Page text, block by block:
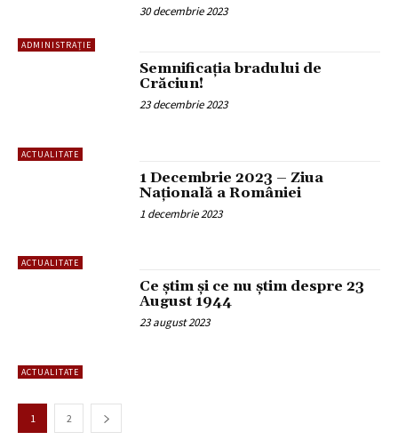
ADMINISTRAȚIE
30 decembrie 2023
ACTUALITATE
Semnificația bradului de
Crăciun!
23 decembrie 2023
ACTUALITATE
1 Decembrie 2023 – Ziua
Națională a României
1 decembrie 2023
ACTUALITATE
Ce știm și ce nu știm despre 23
August 1944
23 august 2023
1 2